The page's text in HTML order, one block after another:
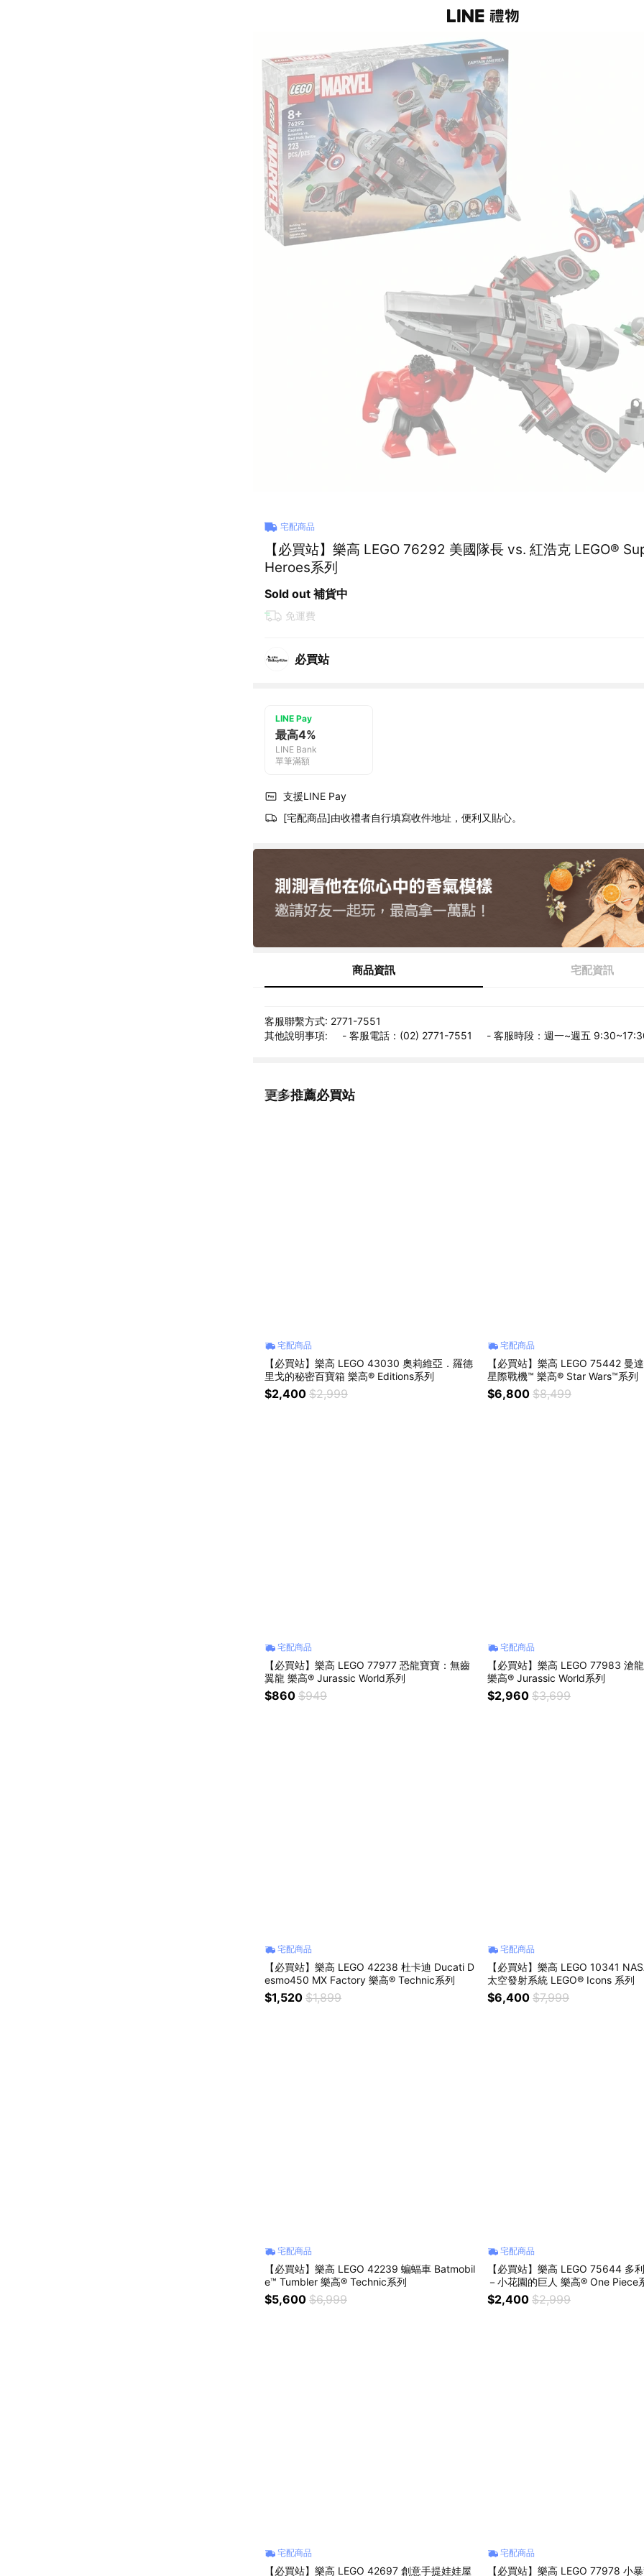
宅配商品
【必買站】樂高 LEGO 76292 美國隊長 vs. 紅浩克 LEGO®
Heroes系列
Sold out 補貨中
免運費
必買站
LINE Pay
最高4%
LINE Bank
單筆滿額
支援LINE Pay
[宅配商品]由收禮者自行填寫收件地址，便利又貼心。
商品資訊 宅配資訊
客服聯繫方式: 2771-7551
其他說明事項: - 客服電話：(02) 2771-7551 - 客服時段：週一~週五
更多推薦必買站
看更多
宅配商品
【必買站】樂高 LEGO 43030 奧莉維亞．羅德
里戈的秘密百寶箱 樂高® Editions系列
$2,400 $2,999
宅配商品
【必買站】樂高 LEGO 75442 曼
星際戰機™ 樂高® Star Wars™系列
$6,800 $8,499
宅配商品
【必買站】樂高 LEGO 77977 恐龍寶寶：無齒
翼龍 樂高® Jurassic World系列
$860 $949
宅配商品
【必買站】樂高 LEGO 77983 滄
樂高® Jurassic World系列
$2,960 $3,699
宅配商品
【必買站】樂高 LEGO 42238 杜卡迪 Ducati D
esmo450 MX Factory 樂高® Technic系列
$1,520 $1,899
宅配商品
【必買站】樂高 LEGO 10341
太空發射系統 LEGO® Icons 系列
$6,400 $7,999
宅配商品
【必買站】樂高 LEGO 42239 蝙蝠車 Batmobil
e™ Tumbler 樂高® Technic系列
$5,600 $6,999
宅配商品
【必買站】樂高 LEGO 75644 多
－小花園的巨人 樂高® One Piece
$2,400 $2,999
宅配商品
【必買站】樂高 LEGO 42697 創意手提娃娃屋
宅配商品
【必買站】樂高 LEGO 77978 小